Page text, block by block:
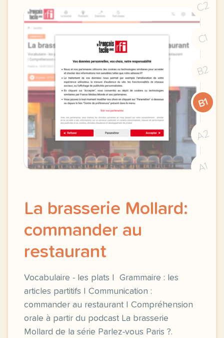
C2
C1
B2
B1
A2
A1
La brasserie Mollard:
commander au
restaurant
Vocabulaire - les plats | Grammaire : les
articles partitifs | Communication :
commander au restaurant | Compréhension
orale à partir du podcast La brasserie
Mollard de la série Parlez-vous Paris ?.